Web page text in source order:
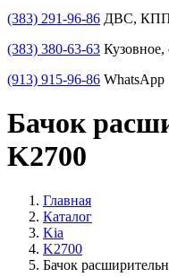
(383) 291-96-86 ДВС,
(383) 380-63-63 Кузовное,
(913) 915-96-86 WhatsApp
Бачок
K2700
Главная
Каталог
Kia
K2700
Бачок